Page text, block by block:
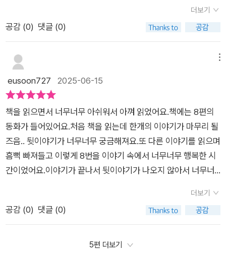
것을 다정하게 반기며 차분히 수업을 시작하는 학급 아이들.... 이
런 천상의 평화가 있나. 보통 우리는 전쟁터라고 부르는데...^^;;;;
음 하지만 매 순간이 전쟁터는 아니니까, 이런 모습을 로망으로
삼고 열심히 노력하도록 하지 뭐. 작가의 말 중에 “교실에서는 주
연과 조연, 엑스트라가 따로 없어요. 하나라도 빠지면 우리 반이
아니죠.” 라는 말씀에 매우 공감한다. 감기가 돌거나 유난히 가족
체험학습을 많이 쓰는 시즌에는 일주일 내내 전원 출석이 하루도
없는 때가 있다. 그러다 전원 출석하는 날에는 비타민사탕 한 개
씩이라도 주면서 자축(?)을 한다. 그렇게 너희들 모두가 중요하
다는 모종의 액션을 취하고 싶다. 그게 진심이기도 하고. 그러니
까 나는 이렇게 동화를 읽을 자격이 아직은 있는 것이다.^^*
에 북받쳐 자기 속마음을 쏟아내는 나래를 나래 엄마는 불편해 하
고 “빨리 현아한테 사과해. 그리고 예전처럼 친하게 지내.”라며
명령한다. 오마이갓~ 나래 엄마는 이 순간 나래 엄마가 아니라
현아엄마 친구 모씨인것이다. ​아이를 매개로 확장된 인간관계에
서 아이가 중심이 되지 못하고 엄마들의 사교모임이 되어버린다.
어릴때야 단순하니 엄마를 따라다니며 고만고만 섞여 놀지만 커
갈수록 저마다의 성향이 뚜렷해지고 서로간의 상호작용도 마냥
어릴때 같을 수만은 없는데 엄마들은 이 점을 간과한다. 고분고분
말 듣고 따라 나와서 나의 이 사교 행위가 원만하게 이루어지도록
저 집 애랑 사이좋게 지내라, 그래야 엄마 편하게 수다 좀 떨지.​몇
년 전,인생 첫 저학년 담임을 해 본 때였는데 3월부터 학폭 조짐
이 보였다.여자애들 대여섯명 사이의 갈등이었는데 파고 파고 또
파보니 이 갈등의 뿌리는 유치원 시절에 있었고 관계의 악화 원인
은 ‘엄마들끼리 친해서 자주 모인다’였다. 그놈의 이모 이모.... 3
전화해서 알리고 지도 요청하면 그게 왜 잘못이냐고 반문했음)밑
허수는 유채색으로 보인게 아닐까 하는 생각이 들었던 두번째 이
야기였습니다.💕 하나, 둘, 셋세번째 이야기는 순수하고도 아직
민하고 알아가는 모습이 그려졌는데요. 아이들답게 누군가를 좋
아하거나 좋아한다는 사실을 아는 순간이 참으로 예쁘게 담겨있
습니다.p65. 하나, 둘, 셋.3초가 아니라 3년이었다. 달걀이 머랭
으로 바뀌듯 우정이 사랑으로 마술처럼 변하는 데 필요한 시간은
소개한 단편동화 외에도 어린이들의 세계가 다채롭게 담겨있고
요.때론 엉뚱한 모습이, 때론 엉뚱하고 뭉클한 이야기가 담겨있는
8편의 단편동화! 단언코 놓칠만한 이야기가 없고요. 단숨에 읽어
내려가지만 또 다양한 감정 속에 우리의 어린 시절과 지금의 어린
이들 모습을 떠올리게 되는 동화 <허수의 정체> 중학년 이상의
# 어린이책추천 #어린이책 #창비 @changbi_jr
색으로 살아가던 아이들은 서로의 색을 만나며 알록달록한 존재
로 변화한다. 내가 알던 누군가가 변했다 생각했지만, 사실은 달
랐다. 남들과 다른 아이를 키우는 엄마는 속이 쓰리지만, 한 발 물
러서서 아이를 바라보려 애쓴다. 가장 친한 친구와 같은 아이를
아이들 하나하나의 이야기가 모인 보물상자 같은 책이다. 책을 읽
일 있었어? 학교생활이 너무 궁금해! 알려줘!”내가 이렇게 물으
면 “엄마, 있잖아…” 하며 조잘조잘 이야기하던 아이의 얼굴이 생
각났다. 아이의 말 속에도 허수의 정체 속 아이들처럼 다양한 사
연들이 숨어 있었다.아주 조용하고 소외되었던 친구는 사실 목소
리가 작아서 대답이 잘 안 들렸던 것이었다. 수업 시간에 자꾸 허
밍을 하던 친구는 어쩌면 머릿속에 노래가 멈추지 않았던 걸지도
모른다. 반에서 인기 있는 아이는 또래보다 크고 활동적이어서,
고 싶다는 생각도 들었다.《허수의 정체》는 겉으로 드러난 모습
더보기
공감 (0) 댓글 (0)
eusoon727 2025-06-15
책을 읽으면서 너무너무 아쉬워서 아껴 읽었어요.책에는 8편의
동화가 들어있어요.처음 책을 읽는데 한개의 이야기가 마무리 될
즈음.. 뒷이야기가 너무너무 궁금해져요.또 다른 이야기를 읽으며
흠뻑 빠져들고 이렇게 8번을 이야기 속에서 너무너무 행복한 시
간이었어요.이야기가 끝나서 뒷이야기가 나오지 않아서 너무너
지만 이번엔 너무 아쉬웠어요.●무회전킥이라고 해서 남자아이
들의 이야기일거라 생각했었는데 내 생각이 완전히 틀렸다.그리
고 무회전킥을 하기위해 노력하는 유진이의 모습이 멋지게 보였
다.그리고 그 뒷 이야기가 너무 궁금했다.아이들은 어떻게 되었을
더보기
공감 (0) 댓글 (0)
5편 더보기